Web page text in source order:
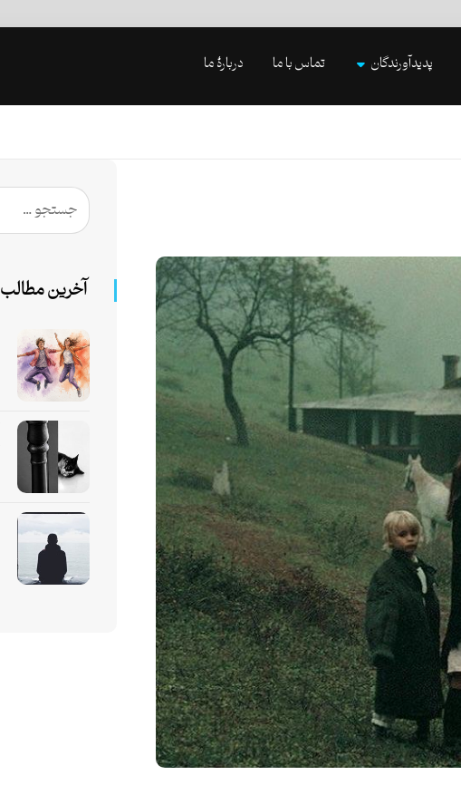
پدیدآورندگان تماس با ما دربارۀ ما
آخرین مطالب